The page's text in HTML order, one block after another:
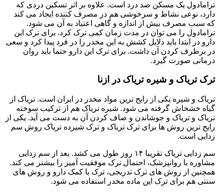
ترامادول یک مسکن ضد درد است. علاوه بر اثر تسکین دردی که
دارد، نوعی نشاط و سرخوشی هم در مصرف کننده ایجاد می کند
که سبب مصرف بیش از اندازه و گاهی اعتیاد به آن می شود.
ترامادول را می توان در مدت زمان کمی ترک کرد. برای ترک این
دارو در ابتدا باید دلایل کشش به این مخدر را در فرد پیدا کرد و سعی
در برطرف کردن آن داشت. برای ترک این دارو حتما باید روان
درمانی صورت گیرد.
ترک تریاک و شیره تریاک در ازنا
تریاک و شیره یکی از رایج ترین مواد مخدر در ایران است. تریاک از
گیاه خشخاش گرفته می شود. شیره تریاک هم از ترکیب سوخته
تریاک و تریاک و جوشاندن و صاف کردن آن به دست می آید. یکی از
رایج ترین روش ها برای ترک تریاک و ترک شیرده تریاک روش سم
زدایی است.
سم زدایی تریاک تقریبا ۱۴ روز طول می کشد. بعد از سم زدایی
مشاوره با روانپزشک، احتمال ترک موفقیت آمیز را بیشتر می کند.
همچنین از روش های ترک تدریجی، ترک با کمک دارو و روش های
سنتی هم برای ترک این ماده مخدر استفاده می شود.